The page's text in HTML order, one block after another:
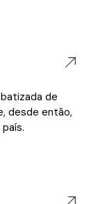
de
desde então,